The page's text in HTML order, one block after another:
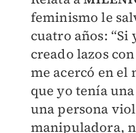
feminismo le
cuatro años: “Si
creado lazos
me acercó en el
que yo tenía
una persona
manipuladora,